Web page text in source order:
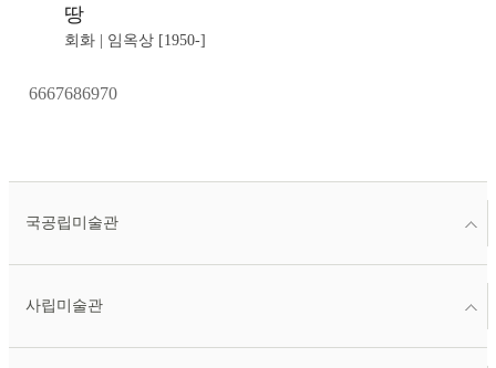
땅
회화 | 임옥상 [1950-]
6667686970
국공립미술관
사립미술관